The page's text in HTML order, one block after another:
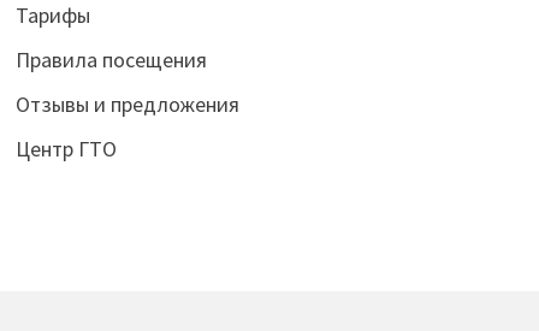
Тарифы
Правила посещения
Отзывы и предложения
Центр ГТО